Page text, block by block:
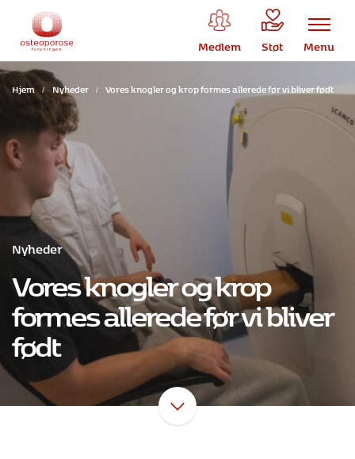
Medlem Støt Menu
Hjem / Nyheder / Vores knogler og krop formes allerede før vi bliver født
Nyheder
Vores knogler og krop
formes allerede før vi bliver
født